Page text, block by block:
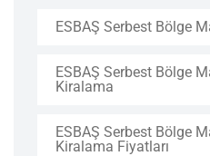
ESBAŞ Serbest Bölge
ESBAŞ Serbest Bölge
Kiralama
ESBAŞ Serbest Bölge
Kiralama Fiyatları